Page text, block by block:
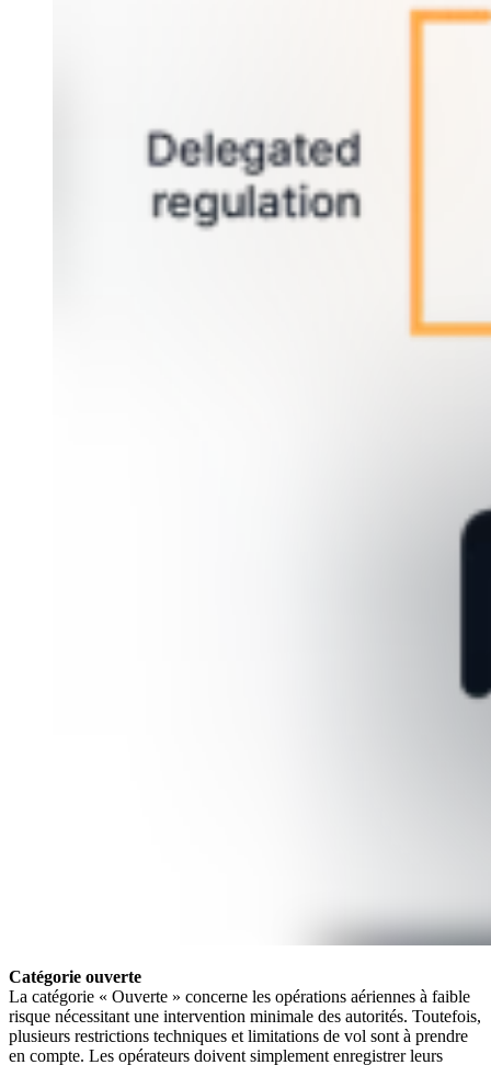
Catégorie ouverte
La catégorie « Ouverte » concerne les opérations aériennes à faible
risque nécessitant une intervention minimale des autorités. Toutefois,
plusieurs restrictions techniques et limitations de vol sont à prendre
en compte. Les opérateurs doivent simplement enregistrer leurs